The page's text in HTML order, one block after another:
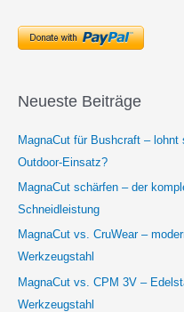
Neueste Beiträge
MagnaCut für Bushcraft –
Outdoor-Einsatz?
MagnaCut schärfen – der
Schneidleistung
MagnaCut vs. CruWear –
Werkzeugstahl
MagnaCut vs. CPM 3V –
Werkzeugstahl